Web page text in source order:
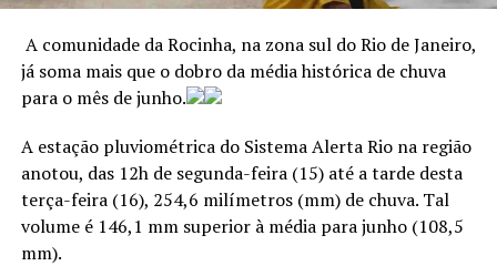
ANÚNCIO
Agencia Brasil
>> Siga o canal daAgência Brasilno WhatsApp
o fenômeno pode trazer mais chuvas.
A comunidade da Rocinha, na zona sul do Rio de Janeiro,
já soma mais que o dobro da média histórica de chuva
para o mês de junho.
A estação pluviométrica do Sistema Alerta Rio na região
anotou, das 12h de segunda-feira (15) até a tarde desta
terça-feira (16), 254,6 milímetros (mm) de chuva. Tal
volume é 146,1 mm superior à média para junho (108,5
mm).